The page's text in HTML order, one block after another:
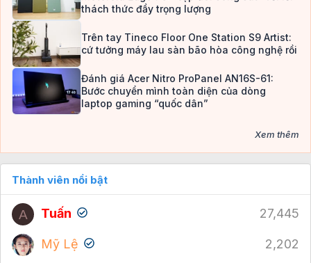
thách thức đầy trọng lượng
Trên tay Tineco Floor One Station S9 Artist:
cứ tưởng máy lau sàn bão hòa công nghệ rồi
Đánh giá Acer Nitro ProPanel AN16S-61:
Bước chuyển mình toàn diện của dòng
laptop gaming “quốc dân”
Xem thêm
Thành viên nổi bật
A 27,445
Tuấn
2,202
Mỹ Lệ